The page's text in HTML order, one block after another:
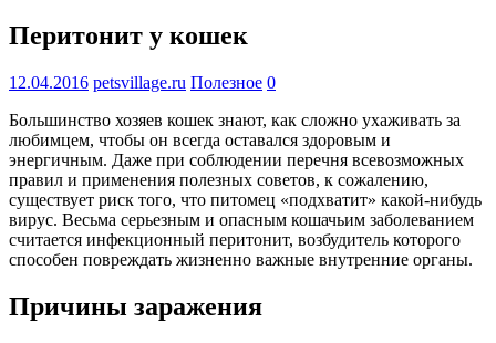
Перитонит у кошек
12.04.2016 petsvillage.ru Полезное 0
Большинство хозяев кошек знают, как сложно ухаживать за
любимцем, чтобы он всегда оставался здоровым и
энергичным. Даже при соблюдении перечня всевозможных
правил и применения полезных советов, к сожалению,
существует риск того, что питомец «подхватит» какой-нибудь
вирус. Весьма серьезным и опасным кошачьим заболеванием
считается инфекционный перитонит, возбудитель которого
способен повреждать жизненно важные внутренние органы.
Причины заражения